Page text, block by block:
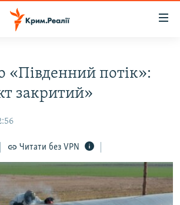
«Південний потік»:
закритий»
Читати без VPN